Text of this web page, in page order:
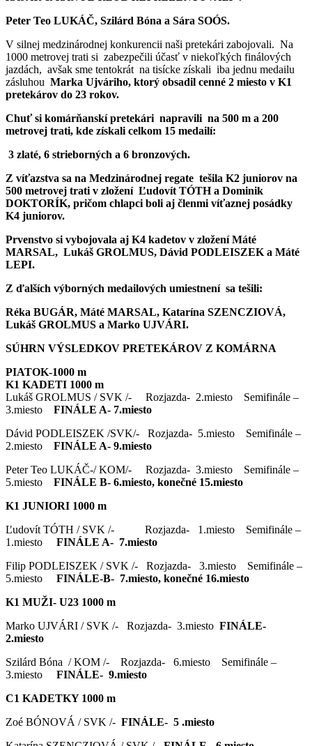
Peter Teo LUKÁČ, Szilárd Bóna a Sára SOÓS.
V silnej medzinárodnej konkurencii naši pretekári zabojovali. Na
1000 metrovej trati si zabezpečili účasť v niekoľkých finálových
jazdách, avšak sme tentokrát na tisícke získali iba jednu medailu
zásluhou Marka Ujváriho, ktorý obsadil cenné 2 miesto v K1
pretekárov do 23 rokov.
Chuť si komárňanskí pretekári napravili na 500 m a 200
metrovej trati, kde získali celkom 15 medailí:
3 zlaté, 6 strieborných a 6 bronzových.
Z víťazstva sa na Medzinárodnej regate tešila K2 juniorov na
500 metrovej trati v zložení Ľudovít TÓTH a Dominik
DOKTORÍK, pričom chlapci boli aj členmi víťaznej posádky
K4 juniorov.
Prvenstvo si vybojovala aj K4 kadetov v zložení Máté
MARSAL, Lukáš GROLMUS, Dávid PODLEISZEK a Máté
LEPI.
Z ďalších výborných medailových umiestnení sa tešili:
Réka BUGÁR, Máté MARSAL, Katarína SZENCZIOVÁ,
Lukáš GROLMUS a Marko UJVÁRI.
SÚHRN VÝSLEDKOV PRETEKÁROV Z KOMÁRNA
PIATOK-1000 m
K1 KADETI 1000 m
Lukáš GROLMUS / SVK /- Rozjazda- 2.miesto Semifinále –
3.miesto FINÁLE A- 7.miesto
Dávid PODLEISZEK /SVK/- Rozjazda- 5.miesto Semifinále –
2.miesto FINÁLE A- 9.miesto
Peter Teo LUKÁČ-/ KOM/- Rozjazda- 3.miesto Semifinále –
5.miesto FINÁLE B- 6.miesto, konečné 15.miesto
K1 JUNIORI 1000 m
Ľudovít TÓTH / SVK /- Rozjazda- 1.miesto Semifinále –
1.miesto FINÁLE A- 7.miesto
Filip PODLEISZEK / SVK /- Rozjazda- 3.miesto Semifinále –
5.miesto FINÁLE-B- 7.miesto, konečné 16.miesto
K1 MUŽI- U23 1000 m
Marko UJVÁRI / SVK /- Rozjazda- 3.miesto FINÁLE-
2.miesto
Szilárd Bóna / KOM /- Rozjazda- 6.miesto Semifinále –
3.miesto
FINÁLE- 9.miesto
C1 KADETKY 1000 m
Zoé BÓNOVÁ / SVK /- FINÁLE- 5 .miesto